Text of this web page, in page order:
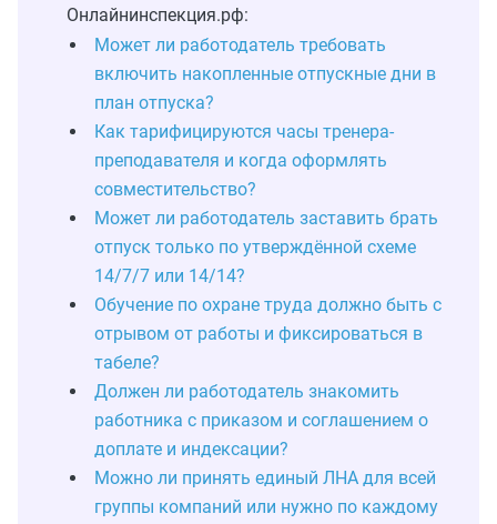
Онлайнинспекция.рф:
Может ли работодатель требовать
включить накопленные отпускные дни в
план отпуска?
Как тарифицируются часы тренера-
преподавателя и когда оформлять
совместительство?
Может ли работодатель заставить брать
отпуск только по утверждённой схеме
14/7/7 или 14/14?
Обучение по охране труда должно быть с
отрывом от работы и фиксироваться в
табеле?
Должен ли работодатель знакомить
работника с приказом и соглашением о
доплате и индексации?
Можно ли принять единый ЛНА для всей
группы компаний или нужно по каждому